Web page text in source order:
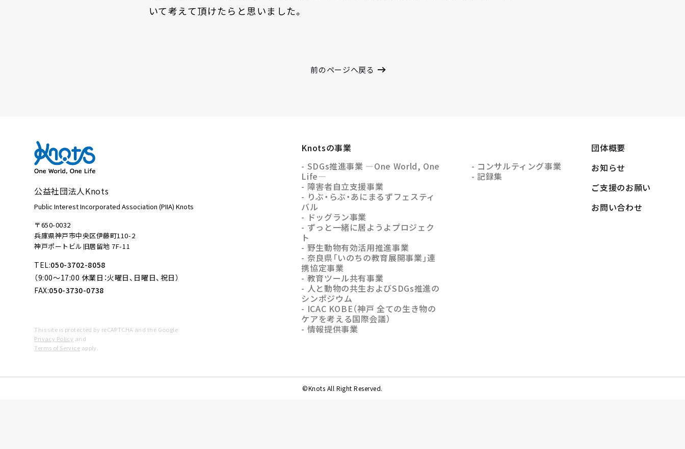
いて考えて頂けたらと思いました。
前のページへ戻る
公益社団法人Knots
Public Interest Incorporated Association (PIIA) Knots
〒650-0032
兵庫県神戸市中央区伊藤町110-2
神戸ポートビル旧居留地 7F-11
TEL:050-3702-8058
（9:00～17:00 休業日：火曜日、日曜日、祝日）
FAX:050-3730-0738
This site is protected by reCAPTCHA and the Google
Privacy Policy and
Terms of Service apply.
Knotsの事業
- SDGs推進事業 —One World, One
Life—
- 障害者自立支援事業
- りぶ・らぶ・あにまるずフェスティ
バル
- ドッグラン事業
- ずっと一緒に居ようよプロジェク
ト
- 野生動物有効活用推進事業
- 奈良県「いのちの教育展開事業」連
携協定事業
- 教育ツール共有事業
- 人と動物の共生およびSDGs推進の
シンポジウム
- ICAC KOBE（神戸 全ての生き物の
ケアを考える国際会議）
- 情報提供事業
- コンサルティング事業
- 記録集
団体概要
お知らせ
ご支援のお願い
お問い合わせ
©Knots All Right Reserved.